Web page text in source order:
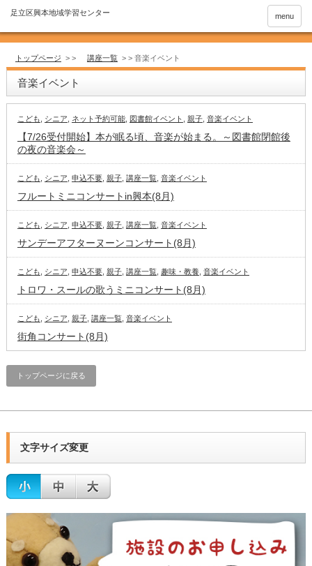
menu
トップページ > > 講座一覧 > > 音楽イベント
音楽イベント
こども シニア ネット予約可能, 図書館イベント 親子, 音楽イベント
【7/26受付開始】本が眠る頃、音楽が始まる。～図書館閉館後
の夜の音楽会～
こども シニア 申込不要, 親子, 講座一覧, 音楽イベント
フルートミニコンサートin興本(8月)
こども シニア 申込不要, 親子, 講座一覧, 音楽イベント
サンデーアフターヌーンコンサート(8月)
こども シニア 申込不要, 親子, 講座一覧, 趣味・教養 音楽イベント
トロワ・スールの歌うミニコンサート(8月)
こども シニア 親子, 講座一覧, 音楽イベント
街角コンサート(8月)
トップページに戻る
文字サイズ変更